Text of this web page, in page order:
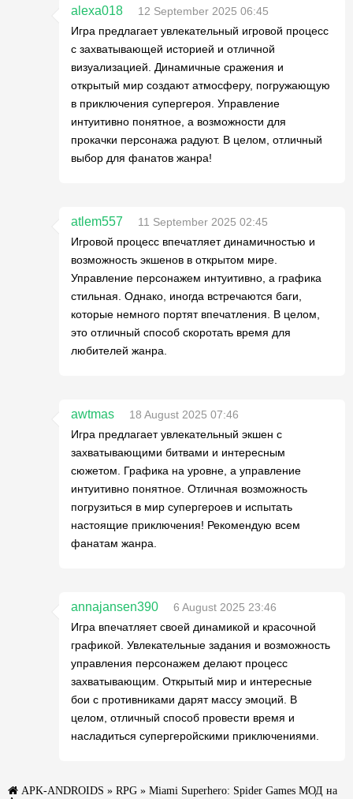
alexa018
12 September 2025 06:45
Игра предлагает увлекательный игровой процесс
с захватывающей историей и отличной
визуализацией. Динамичные сражения и
открытый мир создают атмосферу, погружающую
в приключения супергероя. Управление
интуитивно понятное, а возможности для
прокачки персонажа радуют. В целом, отличный
выбор для фанатов жанра!
atlem557
11 September 2025 02:45
Игровой процесс впечатляет динамичностью и
возможность экшенов в открытом мире.
Управление персонажем интуитивно, а графика
стильная. Однако, иногда встречаются баги,
которые немного портят впечатления. В целом,
это отличный способ скоротать время для
любителей жанра.
awtmas
18 August 2025 07:46
Игра предлагает увлекательный экшен с
захватывающими битвами и интересным
сюжетом. Графика на уровне, а управление
интуитивно понятное. Отличная возможность
погрузиться в мир супергероев и испытать
настоящие приключения! Рекомендую всем
фанатам жанра.
annajansen390
6 August 2025 23:46
Игра впечатляет своей динамикой и красочной
графикой. Увлекательные задания и возможность
управления персонажем делают процесс
захватывающим. Открытый мир и интересные
бои с противниками дарят массу эмоций. В
целом, отличный способ провести время и
насладиться супергеройскими приключениями.
APK-ANDROIDS » RPG » Miami Superhero: Spider Games МОД на